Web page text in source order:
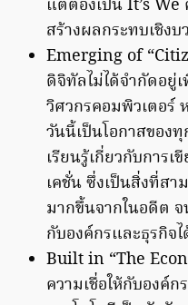
แต่ต้องเป็น It’s
สร้างผลกระทบเชิง
Emerging of
ดิจิทัลไม่ได้จำกัดอยู่
วิศวกรคอมพิวเตอร์
วันนี้เป็นโอกาสของ
เรียนรู้เกี่ยวกับการ
เคชั่น ซึ่งเป็นสิ่งที่สา
มากขึ้นจากในอดีต
กับองค์กรและธุรกิจไ
Built in “The
ความเชื่อให้กับองค์